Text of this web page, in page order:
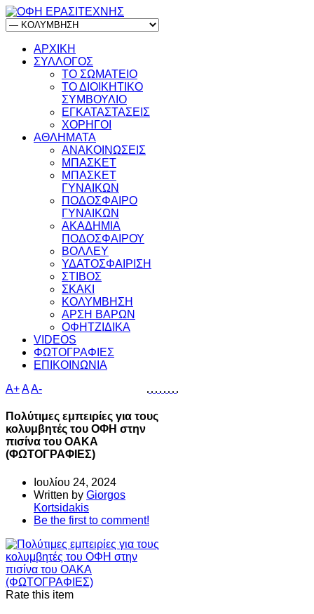
ΑΡΧΙΚΗ
ΣΥΛΛΟΓΟΣ
ΤΟ ΣΩΜΑΤΕΙΟ
ΤΟ ΔΙΟΙΚΗΤΙΚΟ
ΣΥΜΒΟΥΛΙΟ
ΕΓΚΑΤΑΣΤΑΣΕΙΣ
ΧΟΡΗΓΟΙ
ΑΘΛΗΜΑΤΑ
ΑΝΑΚΟΙΝΩΣΕΙΣ
ΜΠΑΣΚΕΤ
ΜΠΑΣΚΕΤ
ΓΥΝΑΙΚΩΝ
ΠΟΔΟΣΦΑΙΡΟ
ΓΥΝΑΙΚΩΝ
ΑΚΑΔΗΜΙΑ
ΠΟΔΟΣΦΑΙΡΟΥ
ΒΟΛΛΕΥ
ΥΔΑΤΟΣΦΑΙΡΙΣΗ
ΣΤΙΒΟΣ
ΣΚΑΚΙ
ΚΟΛΥΜΒΗΣΗ
ΑΡΣΗ ΒΑΡΩΝ
ΟΦΗΤΖΙΔΙΚΑ
VIDEOS
ΦΩΤΟΓΡΑΦΙΕΣ
ΕΠΙΚΟΙΝΩΝΙΑ
A+AA-
Πολύτιμες εμπειρίες για τους
κολυμβητές του ΟΦΗ στην
πισίνα του ΟΑΚΑ
(ΦΩΤΟΓΡΑΦΙΕΣ)
Ιουλίου 24, 2024
Written by Giorgos
Kortsidakis
Be the first to comment!
Rate this item